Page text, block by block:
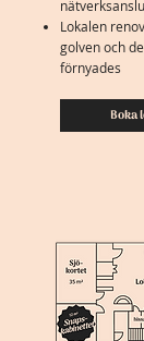
Lokalen
golven och
förnyades
Boka